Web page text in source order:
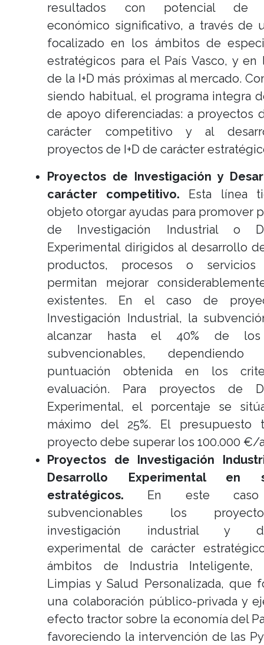
resultados con potencial de
económico significativo, a través de
focalizado en los ámbitos de
estratégicos para el País Vasco, y en
de la I+D más próximas al mercado.
siendo habitual, el programa integra
de apoyo diferenciadas: a proyectos
carácter competitivo y al
proyectos de I+D de carácter
Proyectos de Investigación y
carácter competitivo. Esta línea
objeto otorgar ayudas para promover
de Investigación Industrial o
Experimental dirigidos al desarrollo
productos, procesos o
permitan mejorar
existentes. En el caso de
Investigación Industrial, la
alcanzar hasta el 40% de los
subvencionables,
puntuación obtenida en los
evaluación. Para proyectos de
Experimental, el porcentaje se
máximo del 25%. El presupuesto
proyecto debe superar los 100.000 €/
Proyectos de Investigación
Desarrollo Experimental en
estratégicos. En este caso
subvencionables los
investigación industrial y
experimental de carácter
ámbitos de Industria Inteligente,
Limpias y Salud Personalizada, que
una colaboración público-privada y
efecto tractor sobre la economía del
favoreciendo la intervención de las